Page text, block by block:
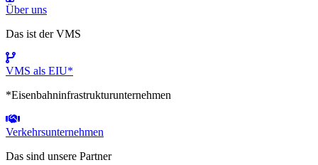
Über uns
Das ist der VMS
VMS als EIU*
*Eisenbahninfrastrukturunternehmen
Verkehrsunternehmen
Das sind unsere Partner